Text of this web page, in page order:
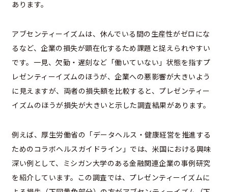
あります。
アブセンティーイズムは、休んでいる間の生産性がゼロにな
るなど、企業の損失が顕在化するため課題と捉えられやすい
です。一見、欠勤・遅刻など「働いていない」状態を指すプ
レゼンティーイズムのほうが、企業への悪影響が大きいよう
に見えますが、両者の損失額を比較すると、プレゼンティー
イズムのほうが損失が大きいと示した調査結果があります。
例えば、厚生労働省の「データヘルス・健康経営を推進する
ためのコラボヘルスガイドライン」では、米国における興味
深い例として、ミシガン大学のある金融関連企業の事例研究
を紹介しています。この調査では、プレゼンティーイズムに